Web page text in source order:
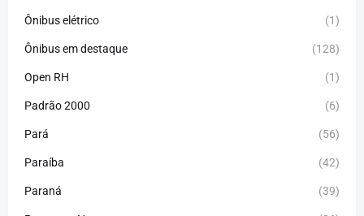
Ônibus elétrico (1)
Ônibus em destaque (128)
Open RH (1)
Padrão 2000 (6)
Pará (56)
Paraíba (42)
Paraná (39)